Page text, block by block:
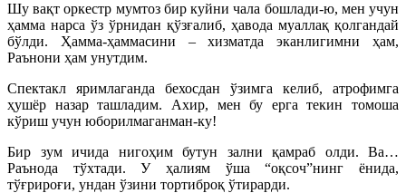
Шу вақт оркестр мумтоз бир куйни чала бошлади-ю, мен учун
ҳамма нарса ўз ўрнидан қўзғалиб, ҳавода муаллақ қолгандай
бўлди. Ҳамма-ҳаммасини – хизматда эканлигимни ҳам,
Раънони ҳам унутдим.
Спектакл яримлаганда бехосдан ўзимга келиб, атрофимга
ҳушёр назар ташладим. Ахир, мен бу ерга текин томоша
кўриш учун юборилмаганман-ку!
Бир зум ичида нигоҳим бутун зални қамраб олди. Ва…
Раънода тўхтади. У ҳалиям ўша “оқсоч”нинг ёнида,
тўғрироғи, ундан ўзини тортиброқ ўтирарди.